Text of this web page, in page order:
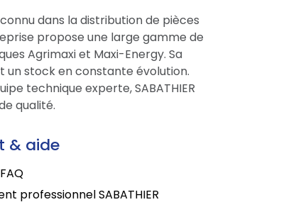
dans la distribution de pièces
propose une large gamme de
Agrimaxi et Maxi-Energy. Sa
un stock en constante évolution.
technique experte, SABATHIER
qualité.
& aide
professionnel SABATHIER